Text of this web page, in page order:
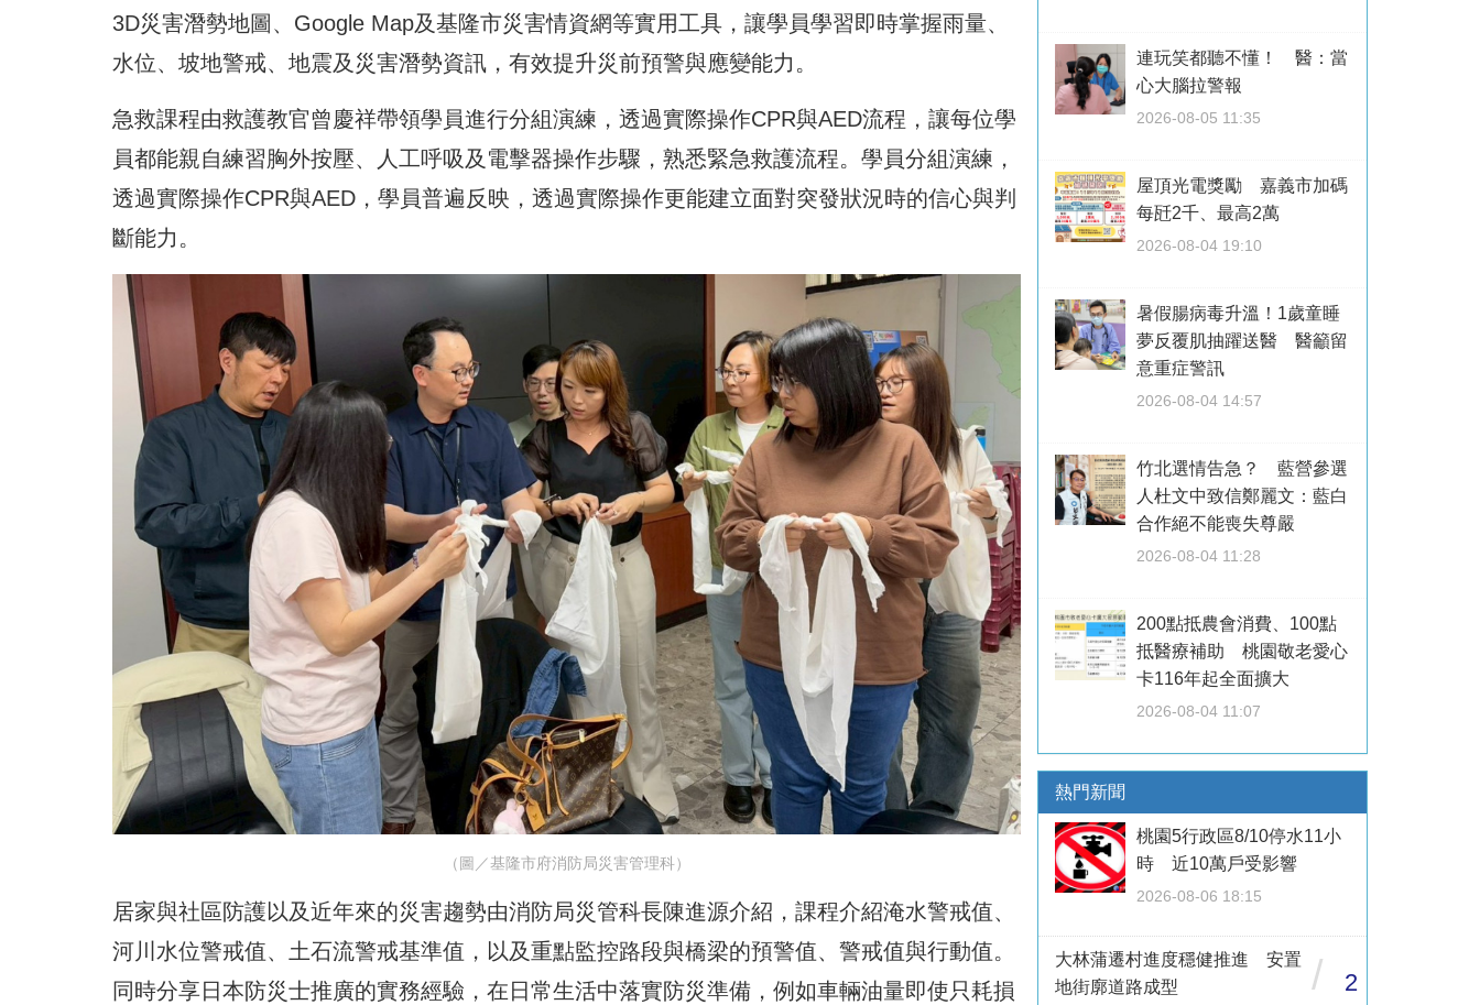
3D災害潛勢地圖、Google Map及基隆市災害情資網等實用工具，讓學員學習即時掌握雨量、
水位、坡地警戒、地震及災害潛勢資訊，有效提升災前預警與應變能力。
急救課程由救護教官曾慶祥帶領學員進行分組演練，透過實際操作CPR與AED流程，讓每位學
員都能親自練習胸外按壓、人工呼吸及電擊器操作步驟，熟悉緊急救護流程。學員分組演練，
透過實際操作CPR與AED，學員普遍反映，透過實際操作更能建立面對突發狀況時的信心與判
斷能力。
（圖／基隆市府消防局災害管理科）
居家與社區防護以及近年來的災害趨勢由消防局災管科長陳進源介紹，課程介紹淹水警戒值、
河川水位警戒值、土石流警戒基準值，以及重點監控路段與橋梁的預警值、警戒值與行動值。
同時分享日本防災士推廣的實務經驗，在日常生活中落實防災準備，例如車輛油量即使只耗損
連玩笑都聽不懂！ 醫：當
心大腦拉警報
2026-08-05 11:35
屋頂光電獎勵 嘉義市加碼
每瓩2千、最高2萬
2026-08-04 19:10
暑假腸病毒升溫！1歲童睡
夢反覆肌抽躍送醫 醫籲留
意重症警訊
2026-08-04 14:57
竹北選情告急？ 藍營參選
人杜文中致信鄭麗文：藍白
合作絕不能喪失尊嚴
2026-08-04 11:28
200點抵農會消費、100點
抵醫療補助 桃園敬老愛心
卡116年起全面擴大
2026-08-04 11:07
熱門新聞
桃園5行政區8/10停水11小
時 近10萬戶受影響
2026-08-06 18:15
大林蒲遷村進度穩健推進 安置
地街廓道路成型
/ 2